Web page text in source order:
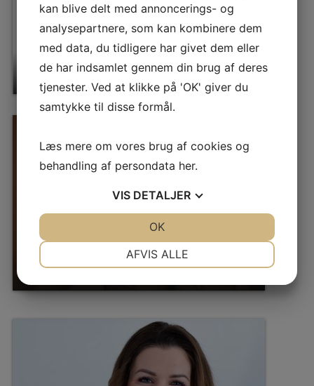
Eyeliner- advanced
1:1 perfektionstræning
kan blive delt med annoncerings- og
analysepartnere, som kan kombinere dem
med data, du tidligere har givet dem eller
de har indsamlet gennem din brug af deres
tjenester. Ved at klikke på 'OK' giver du
samtykke til disse formål.
Læs mere om vores brug af cookies og
behandling af persondata her.
VIS DETALJER
AFVIS ALLE
OK